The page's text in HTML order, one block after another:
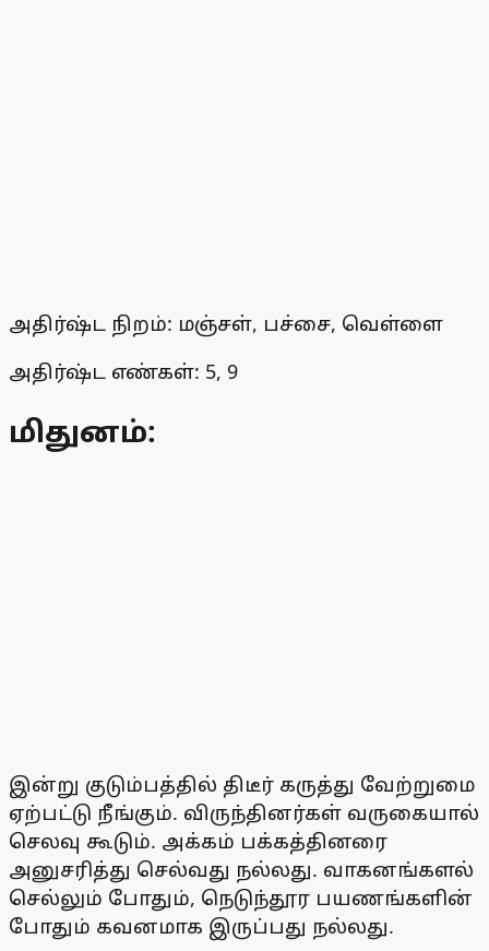
அதிர்ஷ்ட நிறம்: மஞ்சள், பச்சை, வெள்ளை
அதிர்ஷ்ட எண்கள்: 5, 9
மிதுனம்:
இன்று குடும்பத்தில் திடீர் கருத்து வேற்றுமை
ஏற்பட்டு நீங்கும். விருந்தினர்கள் வருகையால்
செலவு கூடும். அக்கம் பக்கத்தினரை
அனுசரித்து செல்வது நல்லது. வாகனங்களல்
செல்லும் போதும், நெடுந்தூர பயணங்களின்
போதும் கவனமாக இருப்பது நல்லது.